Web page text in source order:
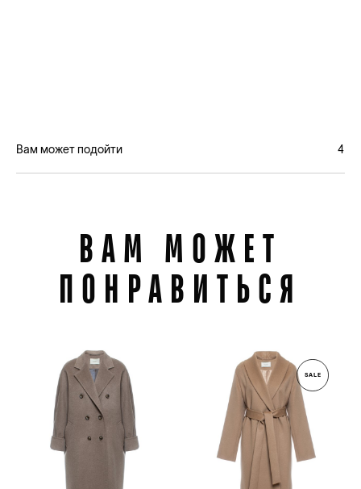
Вам может подойти 4
ВАМ МОЖЕТ
ПОНРАВИТЬСЯ
SALE